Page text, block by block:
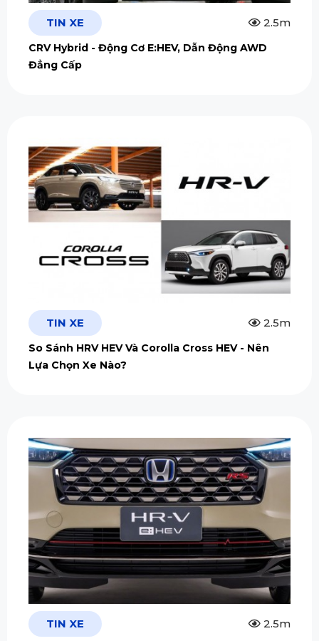
TIN XE 2.5m
CRV Hybrid - Động Cơ E:HEV, Dẫn Động AWD
Đẳng Cấp
TIN XE 2.5m
So Sánh HRV HEV Và Corolla Cross HEV - Nên
Lựa Chọn Xe Nào?
TIN XE 2.5m